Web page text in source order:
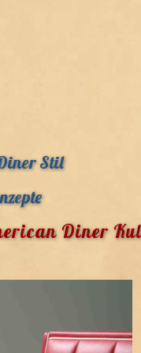
Stil
Diner